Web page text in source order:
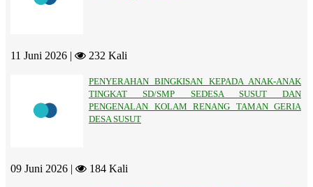
11 Juni 2026 | 232 Kali
PENYERAHAN BINGKISAN KEPADA ANAK-ANAK
TINGKAT SD/SMP SEDESA SUSUT DAN
PENGENALAN KOLAM RENANG TAMAN GERIA
DESA SUSUT
09 Juni 2026 | 184 Kali